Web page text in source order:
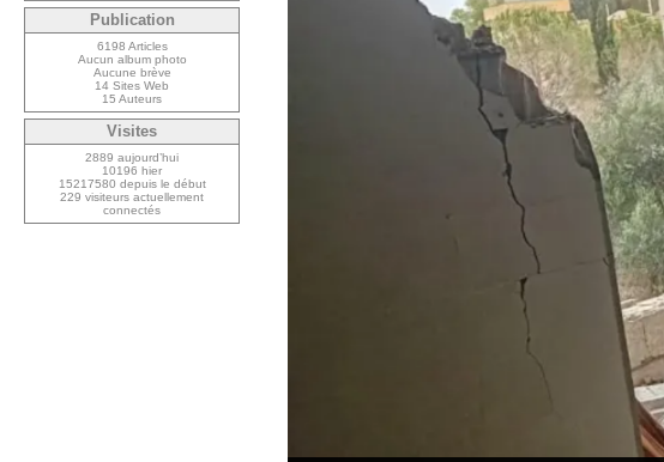
Publication
6198 Articles
Aucun album photo
Aucune brève
14 Sites Web
15 Auteurs
Visites
2889 aujourd’hui
10196 hier
15217580 depuis le début
229 visiteurs actuellement
connectés